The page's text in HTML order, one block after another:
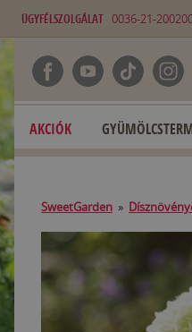
ÜGYFÉLSZOLGÁLAT 0036-21-
AKCIÓK
SweetGarden »